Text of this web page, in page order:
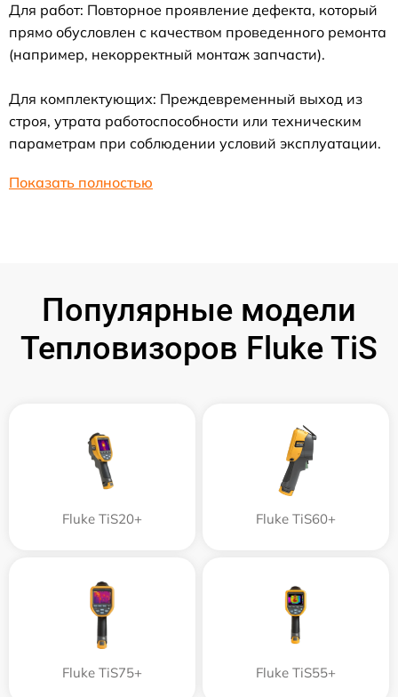
Для работ: Повторное проявление дефекта, который
прямо обусловлен с качеством проведенного ремонта
(например, некорректный монтаж запчасти).
Для комплектующих: Преждевременный выход из
строя, утрата работоспособности или техническим
параметрам при соблюдении условий эксплуатации.
Показать полностью
Популярные модели
Тепловизоров Fluke TiS
Fluke TiS20+ Fluke TiS60+
Fluke TiS75+ Fluke TiS55+